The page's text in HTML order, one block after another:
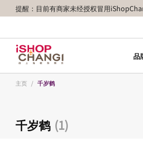
提醒：目前有商家未经授权冒用
品
主页 / 千岁鹤
千岁鹤 (1)